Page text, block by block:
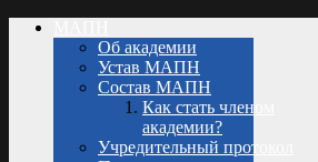
Об академии
Устав МАПН
Состав МАПН
Как стать членом
академии?
Учредительный протокол